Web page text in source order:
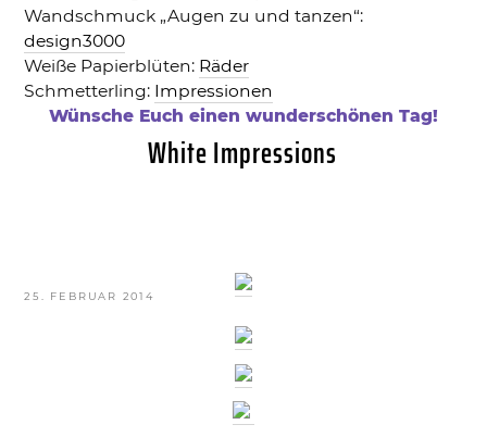
Wandschmuck „Augen zu und tanzen“:
design3000
Weiße Papierblüten: Räder
Schmetterling: Impressionen
Wünsche Euch einen wunderschönen Tag!
VERÖFFENTLICHT
25. FEBRUAR 2014
White Impressions